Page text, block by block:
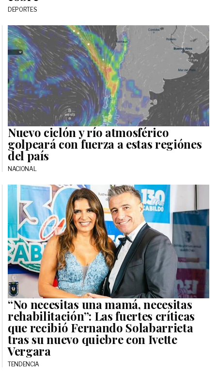
DEPORTES
Nuevo ciclón y río atmosférico
golpeará con fuerza a estas regiónes
del país
NACIONAL
“No necesitas una mamá, necesitas
rehabilitación”: Las fuertes críticas
que recibió Fernando Solabarrieta
tras su nuevo quiebre con Ivette
Vergara
TENDENCIA